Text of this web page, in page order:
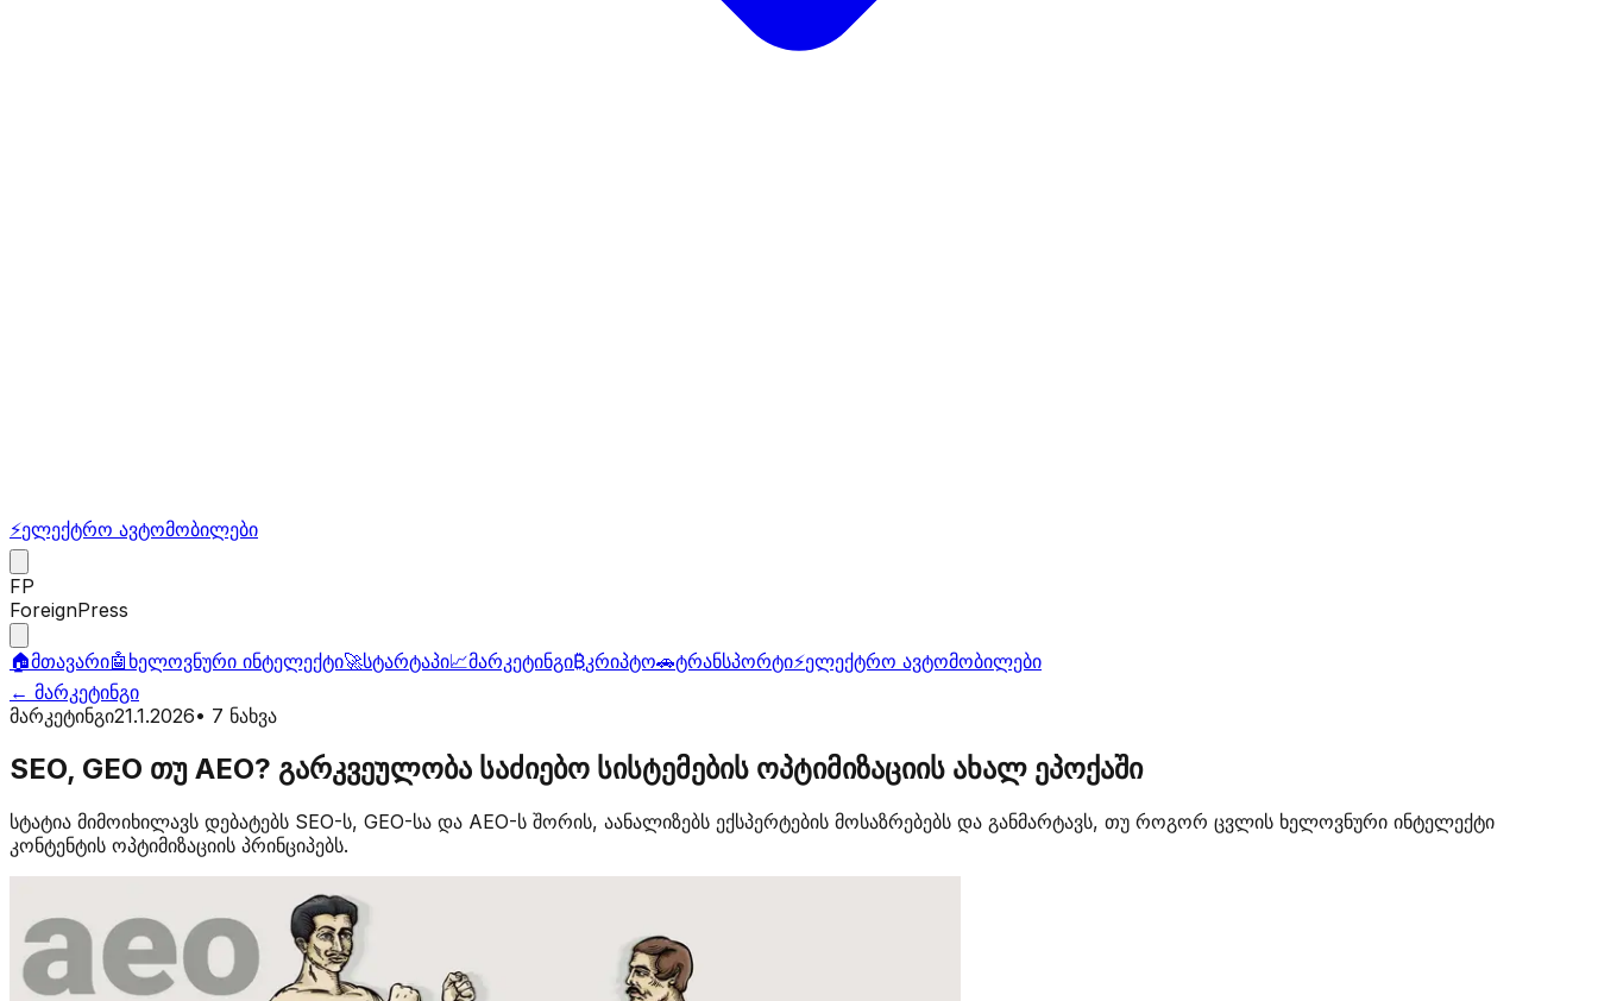
⚡ელექტრო ავტომობილები
FP
ForeignPress
🏠მთავარი🤖 ხელოვნური ინტელექტი🚀სტარტაპი📈მარკეტინგი₿კრიპტო🚗ტრანსპორტი⚡ელექტრო ავტომობილები
← მარკეტინგი
მარკეტინგი21.1.2026• 7 ნახვა
SEO, GEO თუ AEO? გარკვეულობა საძიებო სისტემების ოპტიმიზაციის ახალ ეპოქაში
სტატია მიმოიხილავს დებატებს SEO-ს, GEO-სა და AEO-ს შორის, აანალიზებს ექსპერტების მოსაზრებებს და განმარტავს, თუ როგორ ცვლის ხელოვნური ინტელექტი
კონტენტის ოპტიმიზაციის პრინციპებს.